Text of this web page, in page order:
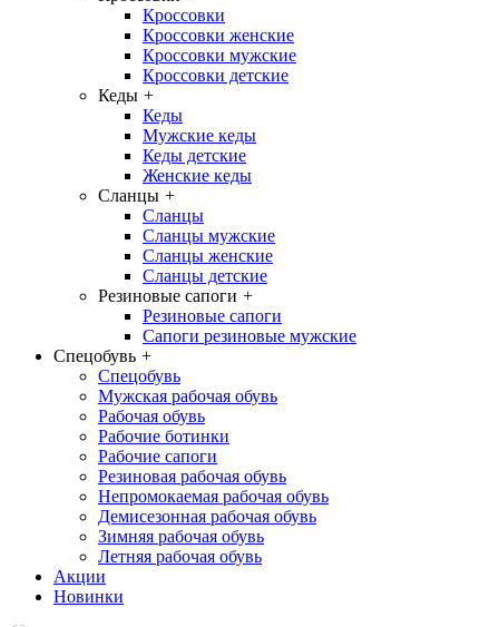
Кроссовки
Кроссовки женские
Кроссовки мужские
Кроссовки детские
Кеды +
Кеды
Мужские кеды
Кеды детские
Женские кеды
Сланцы +
Сланцы
Сланцы мужские
Сланцы женские
Сланцы детские
Резиновые сапоги +
Резиновые сапоги
Сапоги резиновые мужские
Спецобувь +
Спецобувь
Мужская рабочая обувь
Рабочая обувь
Рабочие ботинки
Рабочие сапоги
Резиновая рабочая обувь
Непромокаемая рабочая обувь
Демисезонная рабочая обувь
Зимняя рабочая обувь
Летняя рабочая обувь
Акции
Новинки